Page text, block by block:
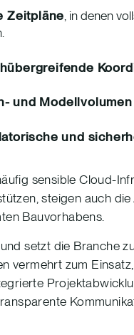
Zeitpläne , in denen
und Modellvolumen
und
sensible Cloud-
steigen auch
Bauvorhabens.
setzt die Branche
vermehrt zum